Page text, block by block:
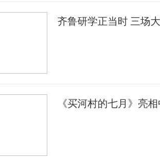
齐鲁研学正当时 三场
《买河村的七月》亮